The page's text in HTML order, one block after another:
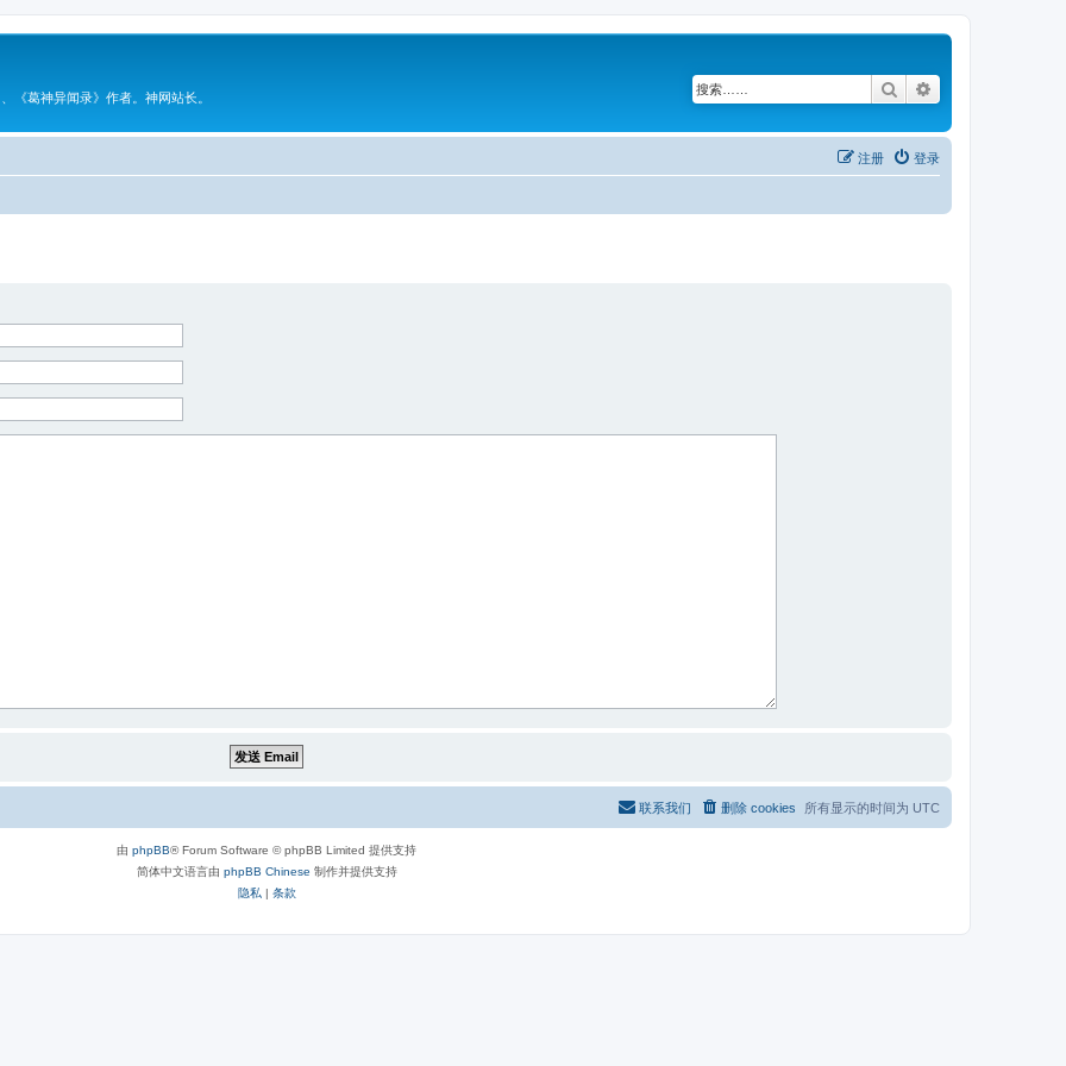
《葛神异闻录》作者。神网站长。 搜索
登录
注册
所有显示的时间为 UTC
删除 cookies
联系我们
由 phpBB® Forum Software © phpBB Limited 提供支持
简体中文语言由 phpBB Chinese 制作并提供支持
隐私 | 条款